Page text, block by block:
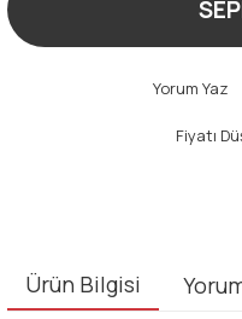
Yorum Yaz
Fiyatı
Ürün Bilgisi